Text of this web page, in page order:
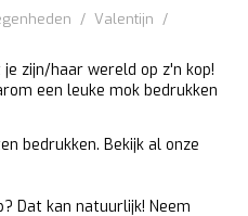
/ Valentijn /
zijn/haar wereld op z'n kop!
een leuke mok bedrukken
bedrukken. Bekijk al onze
Dat kan natuurlijk! Neem